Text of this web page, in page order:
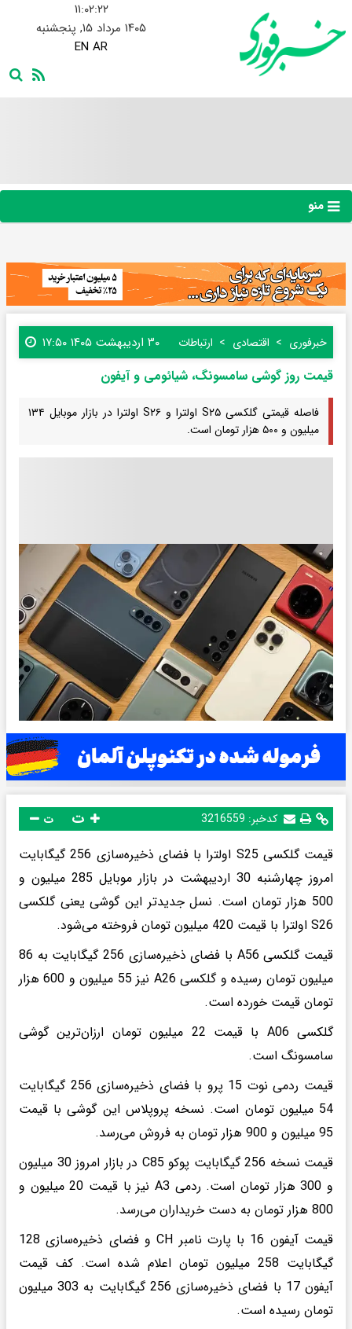
۱۱:۰۲:۲۳
۱۴۰۵ مرداد ۱۵, پنجشنبه
EN AR
منو
خبرفوری اقتصادی ارتباطات ۳۰ اردیبهشت ۱۴۰۵ ۱۷:۵۰
قیمت روز گوشی سامسونگ، شیائومی و آیفون
فاصله قیمتی گلکسی S۲۵ اولترا و S۲۶ اولترا در بازار موبایل ۱۳۴
میلیون و ۵۰۰ هزار تومان است.
کدخبر: 3216559 ت
قیمت گلکسی S25 اولترا با فضای ذخیره‌سازی 256 گیگابایت
امروز چهارشنبه 30 اردیبهشت در بازار موبایل 285 میلیون و
500 هزار تومان است. نسل جدیدتر این گوشی یعنی گلکسی
S26 اولترا با قیمت 420 میلیون تومان فروخته می‌شود.
قیمت گلکسی A56 با فضای ذخیره‌سازی 256 گیگابایت به 86
میلیون تومان رسیده و گلکسی A26 نیز 55 میلیون و 600 هزار
تومان قیمت خورده است.
گلکسی A06 با قیمت 22 میلیون تومان ارزان‌ترین گوشی
سامسونگ است.
قیمت ردمی نوت 15 پرو با فضای ذخیره‌سازی 256 گیگابایت
54 میلیون تومان است. نسخه پروپلاس این گوشی با قیمت
95 میلیون و 900 هزار تومان به فروش می‌رسد.
قیمت نسخه 256 گیگابایت پوکو C85 در بازار امروز 30 میلیون
و 300 هزار تومان است. ردمی A3 نیز با قیمت 20 میلیون و
800 هزار تومان به دست خریداران می‌رسد.
قیمت آیفون 16 با پارت نامبر CH و فضای ذخیره‌سازی 128
گیگابایت 258 میلیون تومان اعلام شده است. کف قیمت
آیفون 17 با فضای ذخیره‌سازی 256 گیگابایت به 303 میلیون
تومان رسیده است.